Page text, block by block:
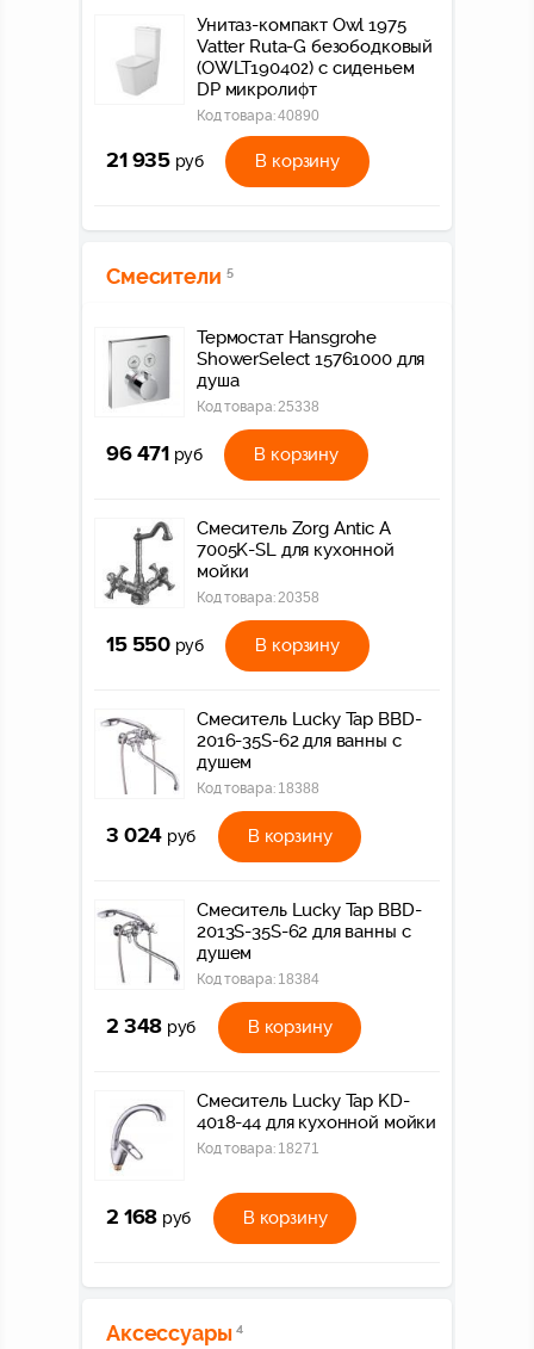
Унитаз-компакт Owl 1975
Vatter Ruta-G безободковый
(OWLT190402) с сиденьем
DP микролифт
Код товара:40890
21 935 руб В корзину
Смесители 5
Термостат Hansgrohe
ShowerSelect 15761000 для
душа
Код товара:25338
96 471 руб В корзину
Смеситель Zorg Antic A
7005K-SL для кухонной
мойки
Код товара:20358
15 550 руб В корзину
Смеситель Lucky Tap BBD-
2016-35S-62 для ванны с
душем
Код товара: 18388
3 024 руб В корзину
Смеситель Lucky Tap BBD-
2013S-35S-62 для ванны с
душем
Код товара: 18384
2 348 руб В корзину
Смеситель Lucky Tap KD-
4018-44 для кухонной мойки
Код товара: 18271
2 168 руб В корзину
Аксессуары 4